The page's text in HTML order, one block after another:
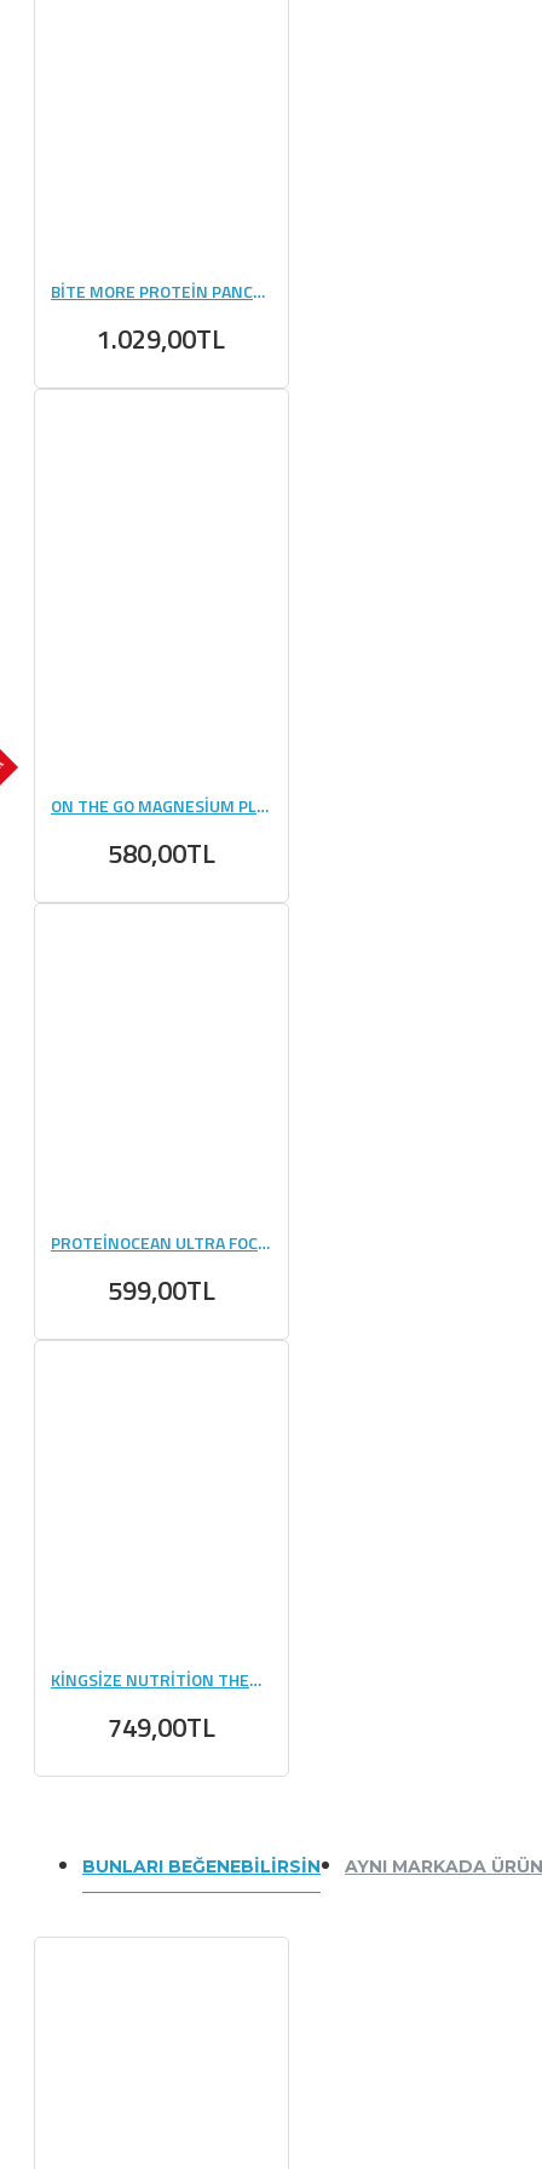
BİTE MORE PROTEİN PANCAKE (50 GR) - 12 ADET
1.029,00TL
ON THE GO MAGNESİUM PLUS 25 ML - 20 ADET
580,00TL
PROTEİNOCEAN ULTRA FOCUS 120 GR
599,00TL
KİNGSİZE NUTRİTİON THERMO CARNITINE 1000 ML YEŞİL ELMA
749,00TL
BUNLARI BEĞENEBILIRSIN AYNI MARKADA